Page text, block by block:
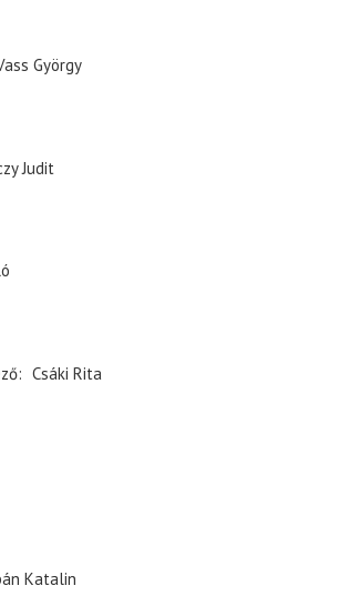
György
Judit
Csáki Rita
Katalin